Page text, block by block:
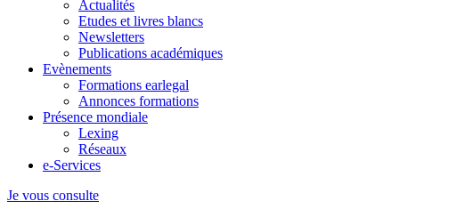
Actualités
Etudes et livres blancs
Newsletters
Publications académiques
Evènements
Formations earlegal
Annonces formations
Présence mondiale
Lexing
Réseaux
e-Services
Je vous consulte